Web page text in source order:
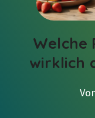
Welche
wirklich